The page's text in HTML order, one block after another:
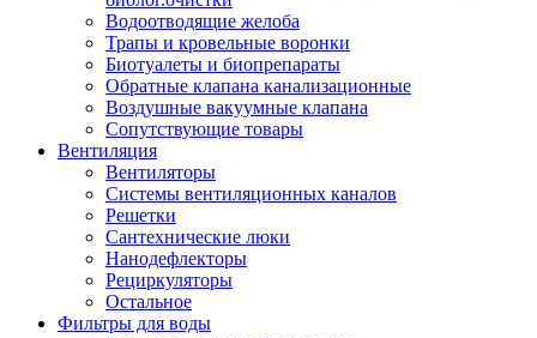
Водоотводящие желоба
Трапы и кровельные воронки
Биотуалеты и биопрепараты
Обратные клапана канализационные
Воздушные вакуумные клапана
Сопутствующие товары
Вентиляция
Вентиляторы
Системы вентиляционных каналов
Решетки
Сантехнические люки
Нанодефлекторы
Рециркуляторы
Остальное
Фильтры для воды